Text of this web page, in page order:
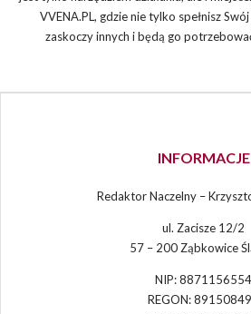
VVENA.PL, gdzie nie tylko spełnisz
zaskoczy innych i będą go
INFORMACJE
Redaktor Naczelny –
ul. Zacisze 12/2
57 – 200 Ząbkowice
NIP: 8871156554
REGON: